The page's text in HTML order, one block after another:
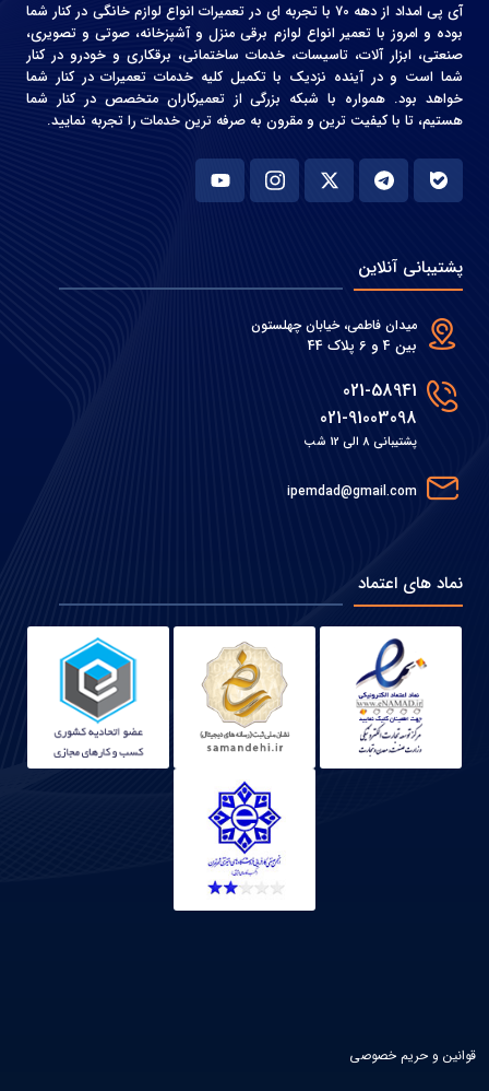
آی پی امداد از دهه 70 با تجربه ای در تعمیرات انواع لوازم خانگی در کنار شما
بوده و امروز با تعمیر انواع لوازم برقی منزل و آشپزخانه، صوتی و‌ تصویری،
صنعتی، ابزار آلات، تاسیسات، خدمات ساختمانی، برقکاری و خودرو در کنار
شما است و در آینده نزدیک با تکمیل کلیه خدمات تعمیرات در کنار شما
خواهد بود. همواره با شبکه بزرگی از تعمیرکاران متخصص در کنار شما
هستیم، تا با کیفیت ترین و مقرون به صرفه ترین خدمات را تجربه نمایید.
پشتیبانی آنلاین
میدان فاطمی، خیابان چهلستون
بین 4 و 6 پلاک 44
021-58941
021-91003098
پشتیبانی 8 الی 12 شب
ipemdad@gmail.com
نماد های اعتماد
قوانین و حریم خصوصی